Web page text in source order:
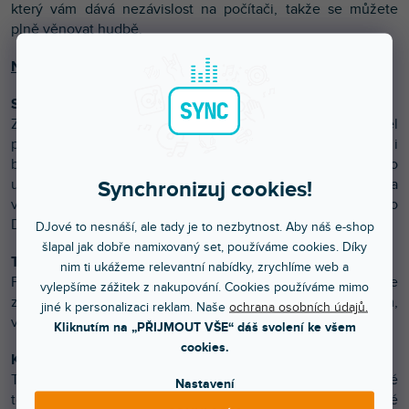
Synchronizuj cookies!
DJové to nesnáší, ale tady je to nezbytnost. Aby náš e-shop
šlapal jak dobře namixovaný set, používáme cookies. Díky
nim ti ukážeme relevantní nabídky, zrychlíme web a
vylepšíme zážitek z nakupování. Cookies používáme mimo
jiné k personalizaci reklam. Naše ochrana osobních údajů.
Kliknutím na „PŘIJMOUT VŠE“ dáš svolení ke všem
cookies.
Nastavení
který vám dává nezávislost na počítači, takže se můžete
plně věnovat hudbě.
Nejdůležitější novinky ve verzi 12
Sound Similarity (zvuková podobnost)
Začněte se samplem a řekněte prohlížeči Live, aby našel
podobné nebo srovnatelné zvuky a předvolby nástrojů i
bicích. To vše pomocí sady pokročilých algoritmů strojového
učení. Nebo použijte funkci Sound Similarity k vyhledání a
výměně srovnatelných vzorků v programu Simpler nebo
Drum Rack.
Tuning systems (systémy ladění)
Pracujte mimo 12 tónové temperované ladění a používejte
zvolené ladění se zařízeními Live i s jakýmkoli plug-inem,
virtuálním nástrojem nebo hardware podporujícím MPE.
Keys and Scales (tóniny a stupnice)
Transformujte nebo generujte nápady v rámci vybrané
tóniny a stupnice, nebo synchronizujte a vytvářejte nové